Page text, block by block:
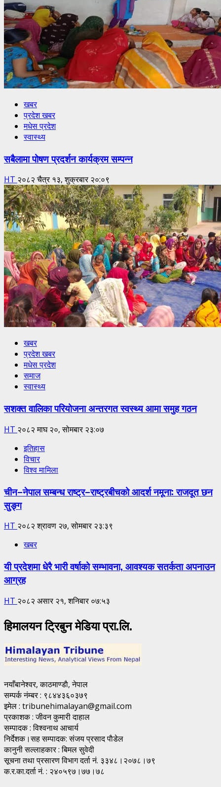
खबर
प्रदेश खबर
मधेस प्रदेश
स्वास्थ्य
सबैलामा पोषण प्रदर्शन कार्यक्रम सम्पन्न
HT २०८२ चैत्र १३, शुक्रबार २०:०९
खबर
प्रदेश खबर
मधेस प्रदेश
समाज
स्वास्थ्य
सशक्त वालिका परियोजना अन्तरगत स्वस्थ्य आमा समुह गठन
HT २०८२ माघ २०, सोमबार २३:०७
इतिहास
विचार
विश्व मामिला
चीन–नेपाल सम्बन्ध राष्ट्र–राष्ट्रबीचको आदर्श नमूना: राजदूत छन
सुङ्ग
HT २०८२ श्रावण २७, सोमबार २३:३९
खबर
यी प्रदेशमा धेरै भारी वर्षाको सम्भावना, आवश्यक सतर्कता अपनाउन
आग्रह
HT २०८२ असार २१, शनिबार ०७:५३
हिमालयन ट्रिबुन मेडिया प्रा.लि.
नयाँबानेश्वर, काठमाण्डाै, नेपाल
सम्पर्क नंम्बर : ९८४४३६०३७९
इमेल : tribunehimalayan@gmail.com
प्रकाशक : जीवन कुमारी दाहाल
सम्पादक : विश्वनाथ आचार्य
निर्देशक।सह सम्पादक: संजय प्रसाद पाैडेल
कानुनी सल्लाहकार : बिमल सुवेदी
सूचना तथा प्रसारण विभाग दर्ता नं. ३३४८।२०७८।७९
क.र.का.दर्ता नं. : २४०५९७।७७।७८